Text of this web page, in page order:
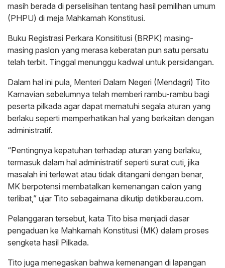
masih berada di perselisihan tentang hasil pemilihan umum
(PHPU) di meja Mahkamah Konstitusi.
Buku Registrasi Perkara Konsititusi (BRPK) masing-
masing paslon yang merasa keberatan pun satu persatu
telah terbit. Tinggal menunggu kadwal untuk persidangan.
Dalam hal ini pula, Menteri Dalam Negeri (Mendagri) Tito
Karnavian sebelumnya telah memberi rambu-rambu bagi
peserta pilkada agar dapat mematuhi segala aturan yang
berlaku seperti memperhatikan hal yang berkaitan dengan
administratif.
“Pentingnya kepatuhan terhadap aturan yang berlaku,
termasuk dalam hal administratif seperti surat cuti, jika
masalah ini terlewat atau tidak ditangani dengan benar,
MK berpotensi membatalkan kemenangan calon yang
terlibat,” ujar Tito sebagaimana dikutip detikberau.com.
Pelanggaran tersebut, kata Tito bisa menjadi dasar
pengaduan ke Mahkamah Konstitusi (MK) dalam proses
sengketa hasil Pilkada.
Tito juga menegaskan bahwa kemenangan di lapangan